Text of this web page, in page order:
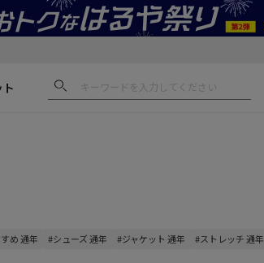
め 通年 #シューズ 通年 #ジャケット 通年 #ストレッチ 通年